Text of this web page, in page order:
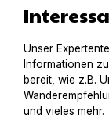
Unser
Informationen
bereit, wie z.B.
und vieles mehr.